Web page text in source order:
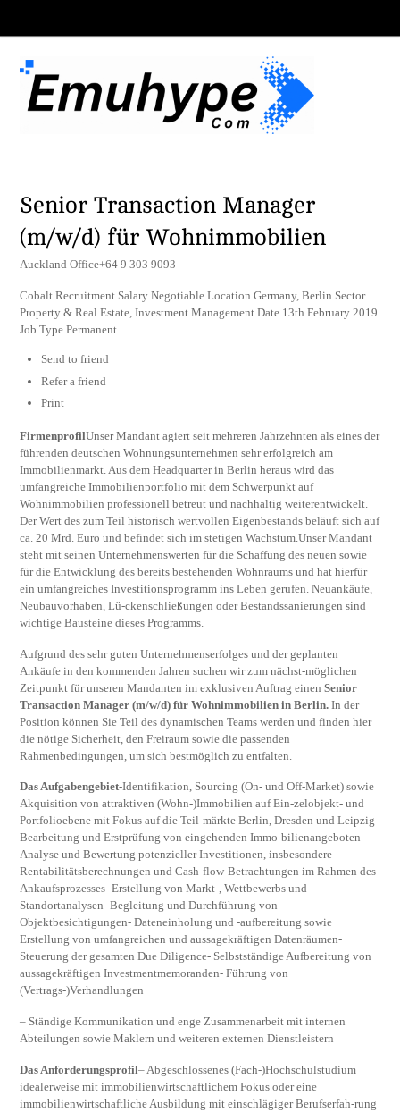
Senior Transaction Manager
(m/w/d) für Wohnimmobilien
Auckland Office+64 9 303 9093
Cobalt Recruitment Salary Negotiable Location Germany, Berlin Sector
Property & Real Estate, Investment Management Date 13th February 2019
Job Type Permanent
Send to friend
Refer a friend
Print
FirmenprofilUnser Mandant agiert seit mehreren Jahrzehnten als eines der
führenden deutschen Wohnungsunternehmen sehr erfolgreich am
Immobilienmarkt. Aus dem Headquarter in Berlin heraus wird das
umfangreiche Immobilienportfolio mit dem Schwerpunkt auf
Wohnimmobilien professionell betreut und nachhaltig weiterentwickelt.
Der Wert des zum Teil historisch wertvollen Eigenbestands beläuft sich auf
ca. 20 Mrd. Euro und befindet sich im stetigen Wachstum.Unser Mandant
steht mit seinen Unternehmenswerten für die Schaffung des neuen sowie
für die Entwicklung des bereits bestehenden Wohnraums und hat hierfür
ein umfangreiches Investitionsprogramm ins Leben gerufen. Neuankäufe,
Neubauvorhaben, Lü-ckenschließungen oder Bestandssanierungen sind
wichtige Bausteine dieses Programms.
Aufgrund des sehr guten Unternehmenserfolges und der geplanten
Ankäufe in den kommenden Jahren suchen wir zum nächst-möglichen
Zeitpunkt für unseren Mandanten im exklusiven Auftrag einenSenior
Transaction Manager (m/w/d) für Wohnimmobilien in Berlin. In der
Position können Sie Teil des dynamischen Teams werden und finden hier
die nötige Sicherheit, den Freiraum sowie die passenden
Rahmenbedingungen, um sich bestmöglich zu entfalten.
Das Aufgabengebiet-Identifikation, Sourcing (On- und Off-Market) sowie
Akquisition von attraktiven (Wohn-)Immobilien auf Ein-zelobjekt- und
Portfolioebene mit Fokus auf die Teil-märkte Berlin, Dresden und Leipzig-
Bearbeitung und Erstprüfung von eingehenden Immo-bilienangeboten-
Analyse und Bewertung potenzieller Investitionen, insbesondere
Rentabilitätsberechnungen und Cash-flow-Betrachtungen im Rahmen des
Ankaufsprozesses- Erstellung von Markt-, Wettbewerbs und
Standortanalysen- Begleitung und Durchführung von
Objektbesichtigungen- Dateneinholung und -aufbereitung sowie
Erstellung von umfangreichen und aussagekräftigen Datenräumen-
Steuerung der gesamten Due Diligence- Selbstständige Aufbereitung von
aussagekräftigen Investmentmemoranden- Führung von
(Vertrags-)Verhandlungen
– Ständige Kommunikation und enge Zusammenarbeit mit internen
Abteilungen sowie Maklern und weiteren externen Dienstleistern
Das Anforderungsprofil– Abgeschlossenes (Fach-)Hochschulstudium
idealerweise mit immobilienwirtschaftlichem Fokus oder eine
immobilienwirtschaftliche Ausbildung mit einschlägiger Berufserfah-rung